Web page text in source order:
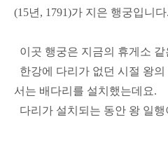
(15년, 1791)가 지은 행궁입니다.
이곳 행궁은 지금의 휴게소 같
한강에 다리가 없던 시절 왕
서는 배다리를 설치했는데요.
다리가 설치되는 동안 왕 일